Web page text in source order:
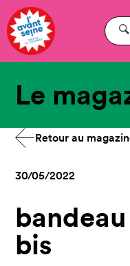
Le
Retour au
30/05/2022
bis